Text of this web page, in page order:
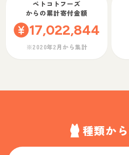
ペトコトフーズ
からの累計寄付金額
17,022,844
※2020年2月から集計
種類か